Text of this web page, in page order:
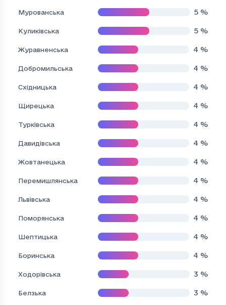
Мурованська 5 %
Куликівська 5 %
Журавненська 4 %
Добромильська 4 %
Східницька 4 %
Щирецька 4 %
Турківська 4 %
Давидівська 4 %
Жовтанецька 4 %
Перемишлянська 4 %
Львівська 4 %
Поморянська 4 %
Шептицька 4 %
Боринська 4 %
Ходорівська 3 %
Белзька 3 %